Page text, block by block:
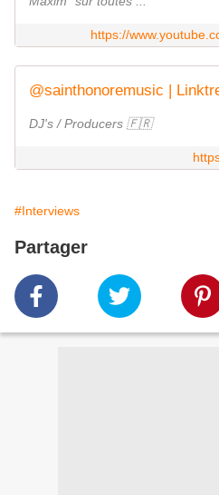
https://
@sainthonoremusic |
DJ's / Producers 🇫🇷
#Interviews
Partager